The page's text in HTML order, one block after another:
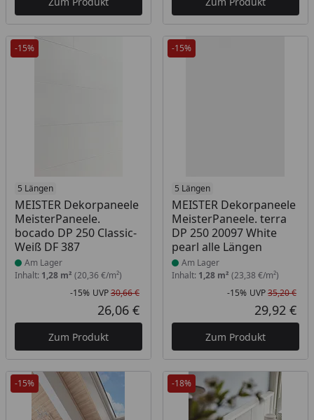
-15%
5 Längen
MEISTER Dekorpaneele
MeisterPaneele.
bocado DP 250 Classic-
Weiß DF 387
Produkt am Lager
Am Lager
Inhalt: 1,28 m² (20,36 €/m²)
Rabatt in Prozent
-15%
Ursprünglicher Preis
UVP30,66 €
Aktueller Preis
26,06 €
Zum Produkt
-15%
5 Längen
MEISTER Dekorpaneele
MeisterPaneele. terra
DP 250 20097 White
pearl alle Längen
Produkt am Lager
Am Lager
Inhalt: 1,28 m² (23,38 €/m²)
-15% UVP35,20 €
29,92 €
Zum Produkt
-15% -18%